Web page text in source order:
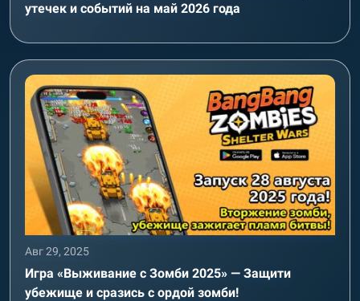
утечек и событий на май 2026 года
Авг 29, 2025
Игра «Выживание с Зомби 2025» — Защити
убежище и сразись с ордой зомби!